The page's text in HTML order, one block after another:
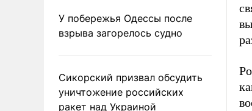
У побережья Одессы после
взрыва загорелось судно
Сикорский призвал обсудить
уничтожение российских
ракет над Украиной